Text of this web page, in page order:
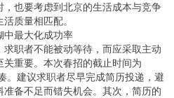
也要考虑到北京的生活成本与竞争
质量相匹配。
中最大化成功率
职者不能被动等待，而应采取主动
重要。本次春招的截止时间为
。建议求职者尽早完成简历投递，避
备不足而错失机会。其次，简历的